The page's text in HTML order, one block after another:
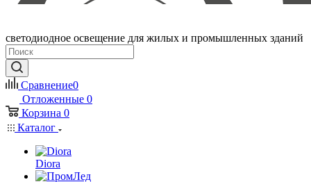
светодиодное освещение для жилых и промышленных зданий
Сравнение0
Отложенные 0
Корзина 0
Каталог
Diora